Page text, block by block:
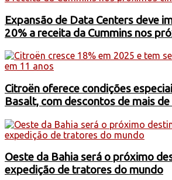
Expansão de Data Centers deve
20% a receita da Cummins nos
Citroën oferece condições
Basalt, com descontos de mais de
Oeste da Bahia será o próximo
expedição de tratores do mundo